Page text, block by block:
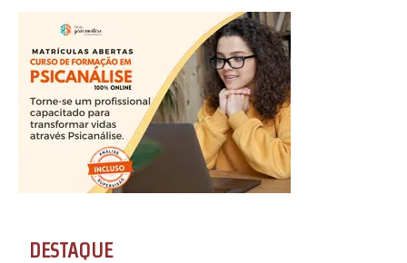
DESTAQUE